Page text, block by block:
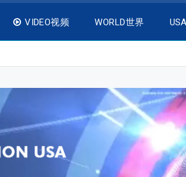
VIDEO视频 WORLD世界